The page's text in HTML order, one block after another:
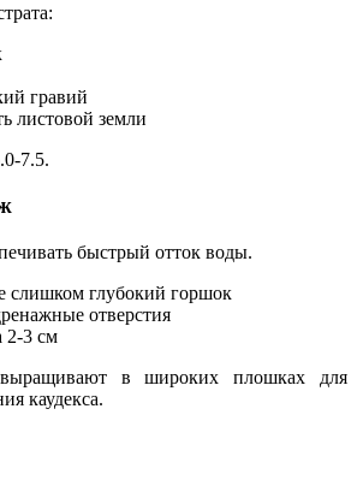
гравий
листовой земли
7.5.
быстрый отток воды.
слишком глубокий горшок
отверстия
2-3 см
в широких плошках для
каудекса.